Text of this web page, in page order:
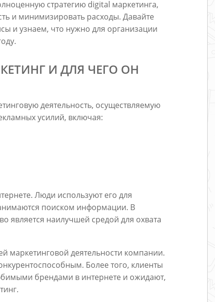
стратегию digital маркетинга,
и минимизировать расходы. Давайте
и узнаем, что нужно для организации
И ДЛЯ ЧЕГО ОН
деятельность, осуществляемую
усилий, включая:
Люди используют его для
поиском информации. В
является наилучшей средой для охвата
маркетинговой деятельности компании.
Более того, клиенты
брендами в интернете и ожидают,